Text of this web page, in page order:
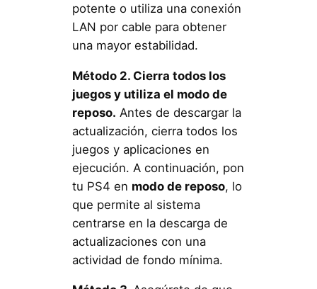
potente o utiliza una conexión
LAN por cable para obtener
una mayor estabilidad.
Método 2. Cierra todos los
juegos y utiliza el modo de
reposo. Antes de descargar la
actualización, cierra todos los
juegos y aplicaciones en
ejecución. A continuación, pon
tu PS4 en modo de reposo, lo
que permite al sistema
centrarse en la descarga de
actualizaciones con una
actividad de fondo mínima.